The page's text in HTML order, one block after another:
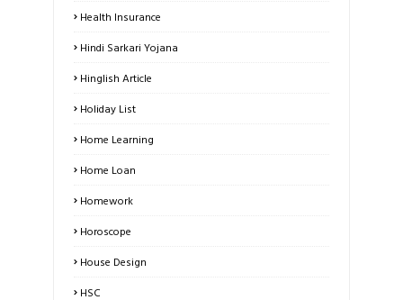
Health Insurance
Hindi Sarkari Yojana
Hinglish Article
Holiday List
Home Learning
Home Loan
Homework
Horoscope
House Design
HSC